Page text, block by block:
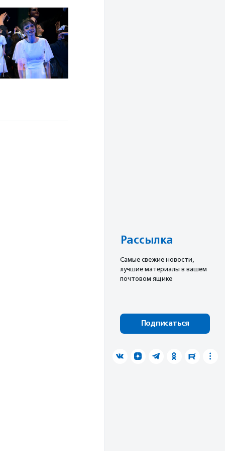
Рассылка
Cамые свежие новости,
лучшие материалы в вашем
почтовом ящике
Подписаться